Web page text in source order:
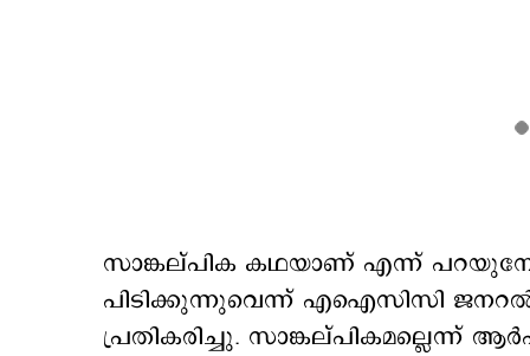
സാങ്കല്പിക കഥയാണ് എന്ന്
പിടിക്കുന്നുവെന്ന് എഐസിസി
പ്രതികരിച്ചു. സാങ്കല്പികമല്ലെന്ന്